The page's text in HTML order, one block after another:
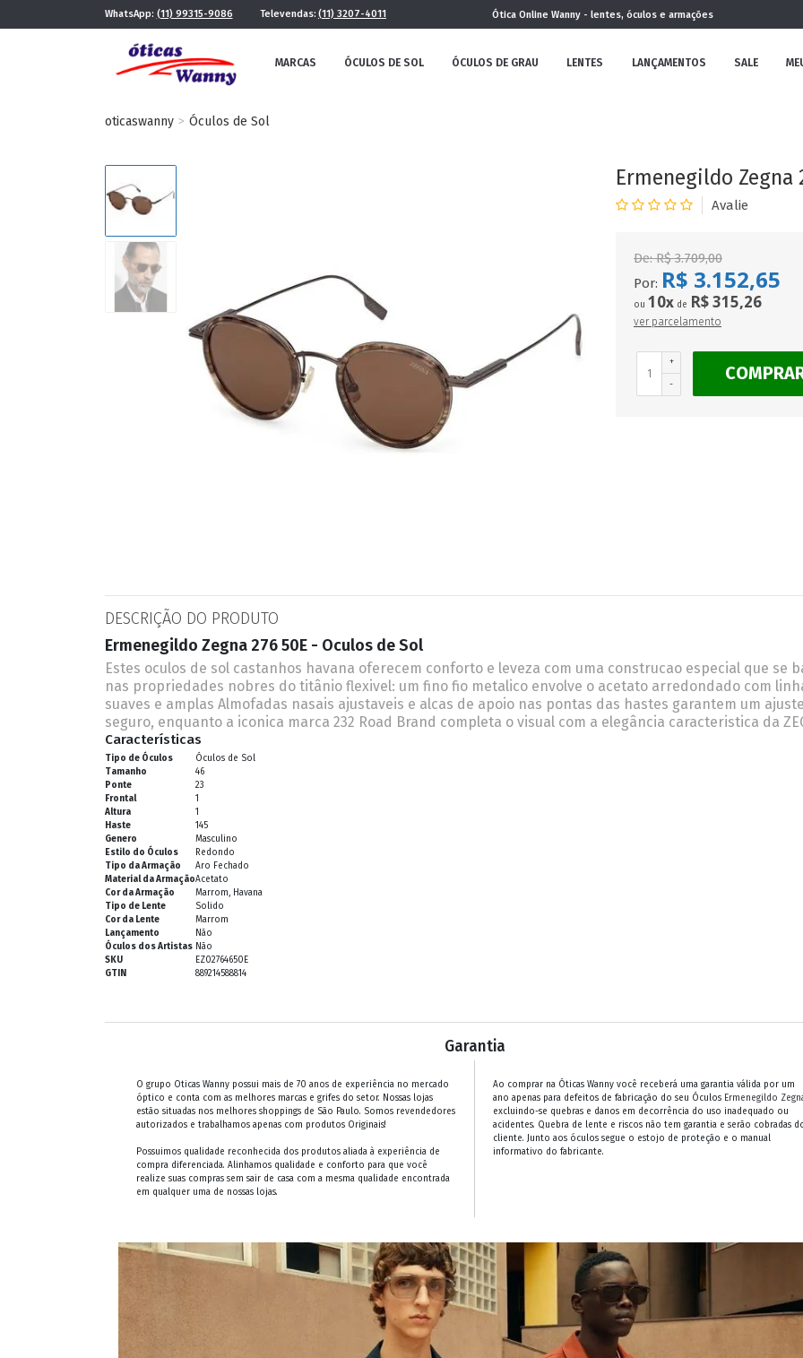
WhatsApp: (11) 99315-9086 Televendas: (11) 3207-4011 Ótica Online Wanny - lentes, óculos e armações
MARCAS ÓCULOS DE SOL ÓCULOS DE GRAU LENTES LANÇAMENTOS SALE
COLEÇÃO
POR ESTILO
FUTURISTA REDONDOS CLÁSSICO
oticaswanny Óculos de Sol
Ermenegildo Zegna
De:R$ 3.709,00
Por: R$ 3.152,65
ou 10x de R$ 315,26
ver parcelamento
+
-
DESCRIÇÃO DO PRODUTO
Ermenegildo Zegna 276 50E - Oculos de Sol
Estes oculos de sol castanhos havana oferecem conforto e leveza com uma construcao especial que se
nas propriedades nobres do titânio flexivel: um fino fio metalico envolve o acetato arredondado com
suaves e amplas Almofadas nasais ajustaveis e alcas de apoio nas pontas das hastes garantem um ajuste
seguro, enquanto a iconica marca 232 Road Brand completa o visual com a elegância caracteristica da
Características
Tipo de Óculos
Óculos de Sol
Tamanho
46
Ponte
23
Frontal
1
Altura
1
Haste
145
Genero
Masculino
Estilo do Óculos
Redondo
Tipo da Armação
Aro Fechado
Material da ArmaçãoAcetato
Cor da Armação
Marrom, Havana
Tipo de Lente
Solido
Cor da Lente
Marrom
Lançamento
Não
Óculos dos Artistas Não
SKU
EZ02764650E
GTIN
889214588814
Garantia
O grupo Oticas Wanny possui mais de 70 anos de experiência no mercado
óptico e conta com as melhores marcas e grifes do setor. Nossas lojas
estão situadas nos melhores shoppings de São Paulo. Somos revendedores
autorizados e trabalhamos apenas com produtos Originais!
Possuimos qualidade reconhecida dos produtos aliada à experiência de
compra diferenciada. Alinhamos qualidade e conforto para que você
realize suas compras sem sair de casa com a mesma qualidade encontrada
em qualquer uma de nossas lojas.
Ao comprar na Óticas Wanny você receberá uma garantia válida por um
ano apenas para defeitos de fabricação do seu Óculos Ermenegildo
excluindo-se quebras e danos em decorrência do uso inadequado ou
acidentes. Quebra de lente e riscos não tem garantia e serão cobradas
cliente. Junto aos óculos segue o estojo de proteção e o manual
informativo do fabricante.